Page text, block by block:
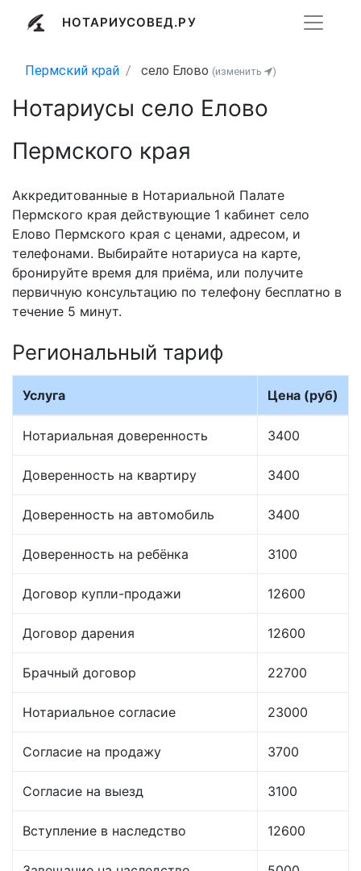
НОТАРИУСОВЕД.РУ
Пермский край село Елово (изменить )
Нотариусы село Елово
Пермского края
Аккредитованные в Нотариальной Палате
Пермского края действующие 1 кабинет село
Елово Пермского края с ценами, адресом, и
телефонами. Выбирайте нотариуса на карте,
бронируйте время для приёма, или получите
первичную консультацию по телефону бесплатно в
течение 5 минут.
Региональный тариф
Услуга Цена (руб)
Нотариальная доверенность 3400
Доверенность на квартиру 3400
Доверенность на автомобиль 3400
Доверенность на ребёнка 3100
Договор купли-продажи 12600
Договор дарения 12600
Брачный договор 22700
Нотариальное согласие 23000
Согласие на продажу 3700
Согласие на выезд 3100
Вступление в наследство 12600